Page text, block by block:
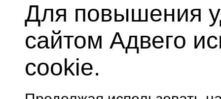
Для повышения
сайтом Адвего
cookie.